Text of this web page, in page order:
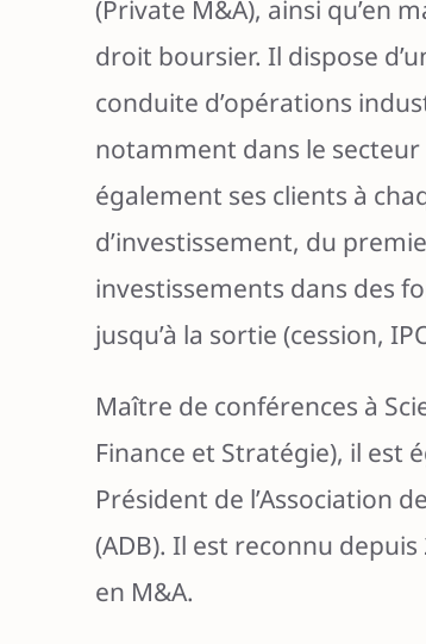
(Private M&A), ainsi qu’en
droit boursier. Il dispose
conduite d’opérations
notamment dans le secteur
également ses clients à
d’investissement, du
investissements dans des
jusqu’à la sortie (cession,
Maître de conférences à
Finance et Stratégie), il est
Président de l’Association
(ADB). Il est reconnu
en M&A.